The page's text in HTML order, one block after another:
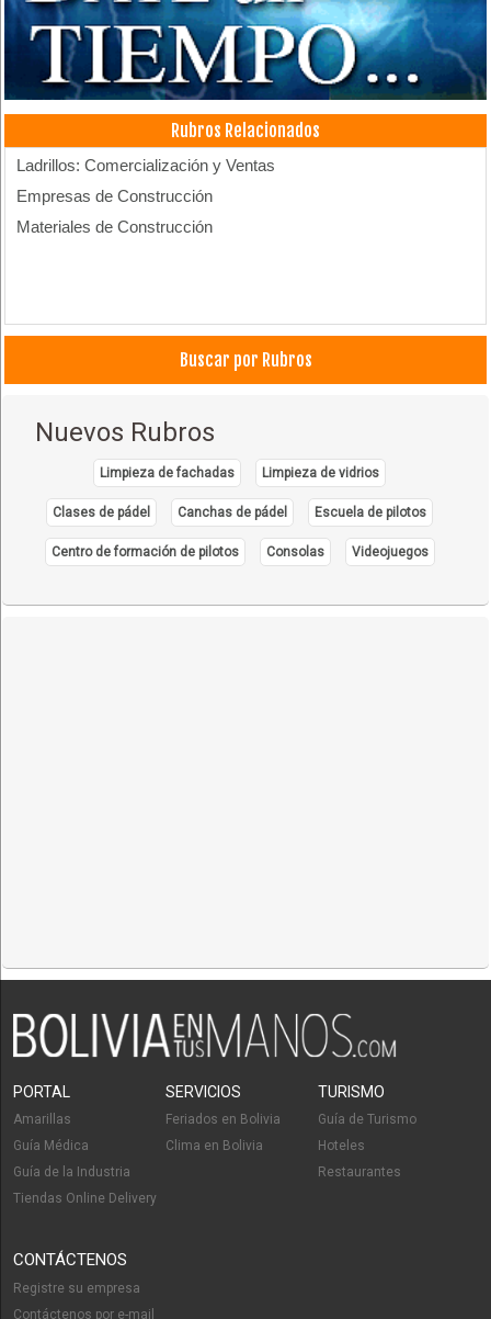
Rubros Relacionados
Ladrillos: Comercialización y Ventas
Empresas de Construcción
Materiales de Construcción
Buscar por Rubros
Nuevos Rubros
Limpieza de fachadas Limpieza de vidrios
Clases de pádel Canchas de pádel Escuela de pilotos
Centro de formación de pilotos Consolas Videojuegos
PORTAL
Amarillas
Guía Médica
Guía de la Industria
Tiendas Online Delivery
SERVICIOS
Feriados en Bolivia
Clima en Bolivia
TURISMO
Guía de Turismo
Hoteles
Restaurantes
CONTÁCTENOS
Registre su empresa
Contáctenos por e-mail